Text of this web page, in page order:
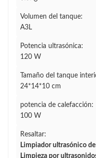
Volumen del tanque:
A3L
Potencia ultrasónica:
120 W
Tamaño del tanque
24*14*10 cm
potencia de calefacción:
100 W
Resaltar:
Limpiador ultrasónico
Limpieza por